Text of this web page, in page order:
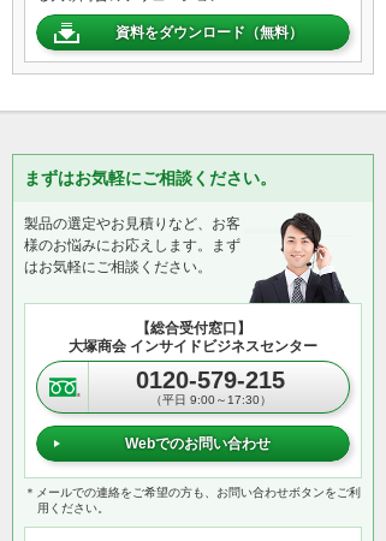
資料をダウンロード（無料）
まずはお気軽にご相談ください。
製品の選定やお見積りなど、お客
様のお悩みにお応えします。まず
はお気軽にご相談ください。
【総合受付窓口】
大塚商会 インサイドビジネスセンター
0120-579-215
（平日 9:00～17:30）
Webでのお問い合わせ
＊メールでの連絡をご希望の方も、お問い合わせボタンをご利
用ください。